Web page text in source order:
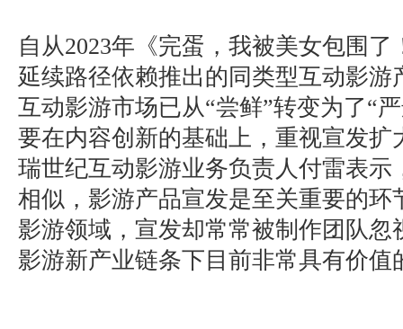
自从2023年《完蛋，我被美女包围
延续路径依赖推出的同类型互动影游
互动影游市场已从“尝鲜”转变为了“
要在内容创新的基础上，重视宣发扩
瑞世纪互动影游业务负责人付雷表示
相似，影游产品宣发是至关重要的环
影游领域，宣发却常常被制作团队忽
影游新产业链条下目前非常具有价值